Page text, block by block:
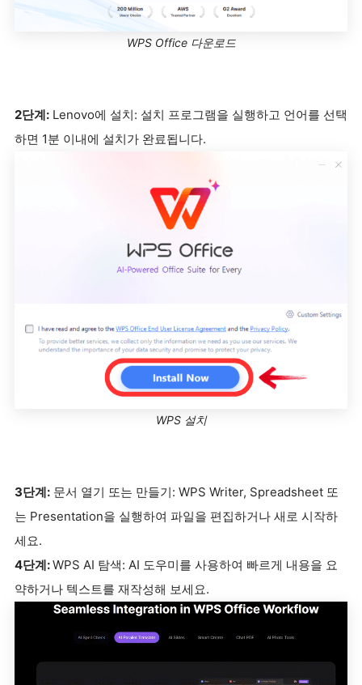
WPS Office 다운로드
2단계: Lenovo에 설치: 설치 프로그램을 실행하고 언어를 선택
하면 1분 이내에 설치가 완료됩니다.
WPS 설치
3단계: 문서 열기 또는 만들기: WPS Writer, Spreadsheet 또
는 Presentation을 실행하여 파일을 편집하거나 새로 시작하
세요.
4단계:WPS AI 탐색: AI 도우미를 사용하여 빠르게 내용을 요
약하거나 텍스트를 재작성해 보세요.